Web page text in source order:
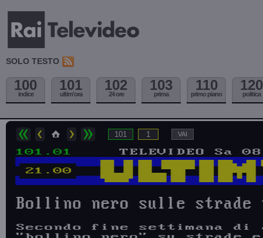
SOLO TESTO
100
indice
101
ultim'ora
102
24 ore
103
prima
110
primo piano
120
politica